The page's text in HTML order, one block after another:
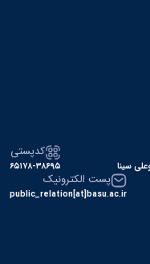
سینا
کدپستی
۶۵۱۷۸-۳۸۶۹۵
پست الکترونیک
public_relation[at]basu.ac.ir